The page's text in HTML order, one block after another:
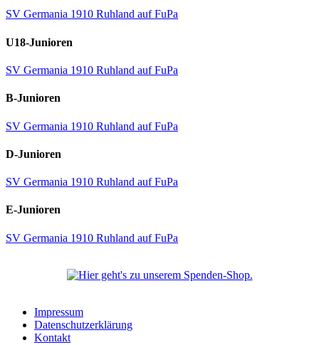
SV Germania 1910 Ruhland auf FuPa
U18-Junioren
SV Germania 1910 Ruhland auf FuPa
B-Junioren
SV Germania 1910 Ruhland auf FuPa
D-Junioren
SV Germania 1910 Ruhland auf FuPa
E-Junioren
SV Germania 1910 Ruhland auf FuPa
Impressum
Datenschutzerklärung
Kontakt